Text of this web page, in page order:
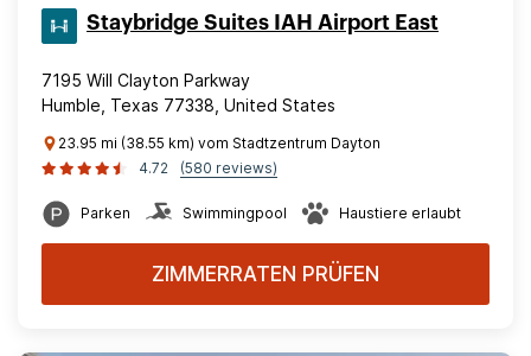
Staybridge Suites IAH Airport East
7195 Will Clayton Parkway
Humble, Texas 77338, United States
23.95 mi (38.55 km) vom Stadtzentrum Dayton
4.72
(580 reviews)
Parken Swimmingpool Haustiere erlaubt
ZIMMERRATEN PRÜFEN